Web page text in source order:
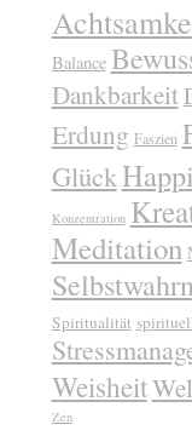
Balance
Dankbarkeit
Erdung Faszien
Glück
Konzentration
Meditation
Spiritualität
Weisheit
Zen